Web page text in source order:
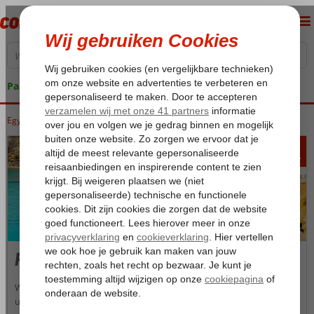
Pakketgarantie
Home
Egypte Rode Zee Sharm el Sheikh Ras Um El Sid
va 434 p.p.
Ras Um El Sid
Wij heten je van harte welkom in de rustige en luxe badplaats Ras
um el Sid, onderdeel van de grotere badplaats Sharm el Sheikh. Het